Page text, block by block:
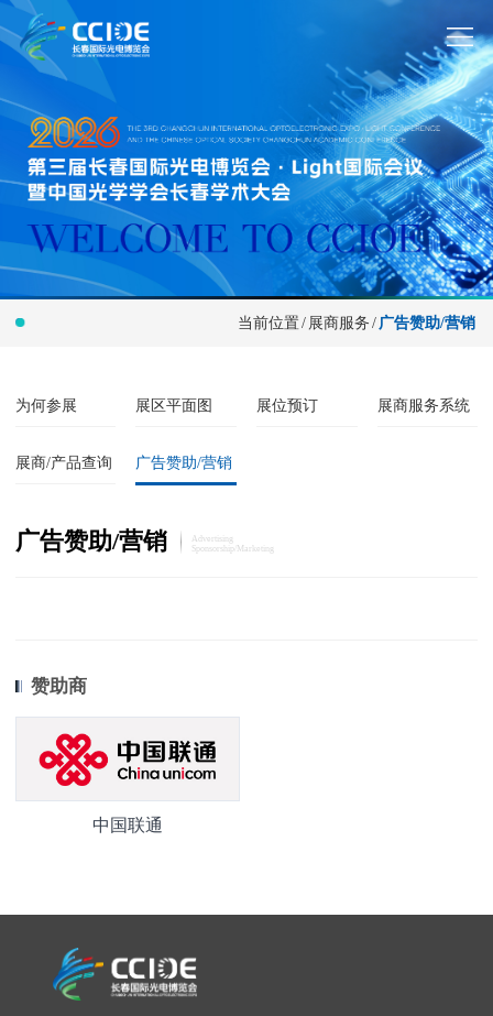
当前位置/ 展商服务 /广告赞助/营销
为何参展 展区平面图 展位预订 展商服务系统
展商/产品查询 广告赞助/营销
广告赞助/营销
Advertising
Sponsorship/Marketing
赞助商
中国联通